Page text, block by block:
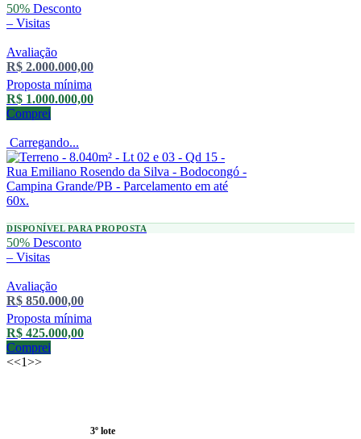
50% Desconto
– Visitas
Avaliação
R$ 2.000.000,00
Proposta mínima
R$ 1.000.000,00
Comprei
Carregando...
DISPONÍVEL PARA PROPOSTA
50% Desconto
– Visitas
Avaliação
R$ 850.000,00
Proposta mínima
R$ 425.000,00
Comprei
<<1>>
3º lote